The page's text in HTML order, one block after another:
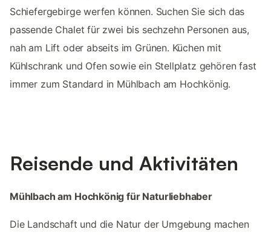
Schiefergebirge werfen können. Suchen Sie sich das
passende Chalet für zwei bis sechzehn Personen aus,
nah am Lift oder abseits im Grünen. Küchen mit
Kühlschrank und Ofen sowie ein Stellplatz gehören fast
immer zum Standard in Mühlbach am Hochkönig.
Reisende und Aktivitäten
Mühlbach am Hochkönig für Naturliebhaber
Die Landschaft und die Natur der Umgebung machen